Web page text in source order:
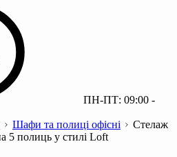
ПН-ПТ: 09:00 -
Шафи та полиці офісні
Стелаж
5 полиць у стилі Loft